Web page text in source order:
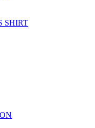
SHIRT